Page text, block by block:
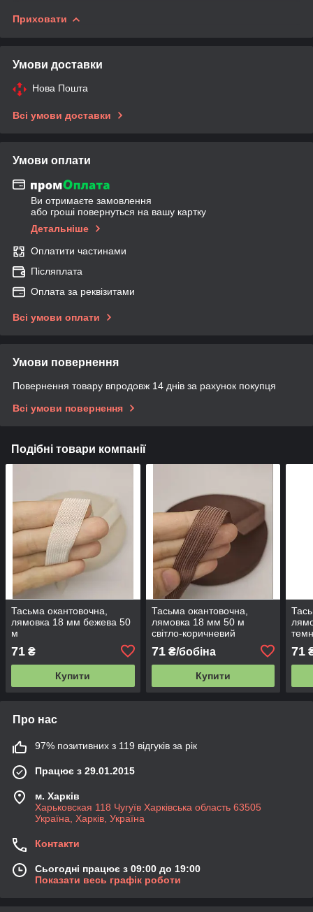
Приховати
Умови доставки
Нова Пошта
Всі умови доставки
Умови оплати
Ви отримаєте замовлення
або гроші повернуться на вашу картку
Детальніше
Оплатити частинами
Післяплата
Оплата за реквізитами
Всі умови оплати
Умови повернення
Повернення товару впродовж 14 днів за рахунок покупця
Всі умови повернення
Подібні товари компанії
Тасьма окантовочна,
лямовка 18 мм бежева 50
м
71 ₴
Купити
Тасьма окантовочна,
лямовка 18 мм 50 м
світло-коричневий
71₴/бобіна
Купити
71
Про нас
97% позитивних з 119 відгуків за рік
Працює з 29.01.2015
м. Харків
Харьковская 118 Чугуїв Харківська область 63505
Україна, Харків, Україна
Контакти
Сьогодні працює з 09:00 до 19:00
Показати весь графік роботи